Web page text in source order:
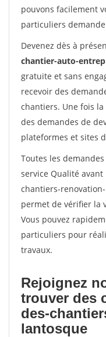
pouvons facilement
particuliers
Devenez dès à
chantier-auto-
gratuite et sans
recevoir des
chantiers. Une fois
des demandes de
plateformes et sites
Toutes les
service Qualité
chantiers-
permet de vérifier la
Vous pouvez
particuliers pour
travaux.
Rejoignez
trouver des
des-
lantosque